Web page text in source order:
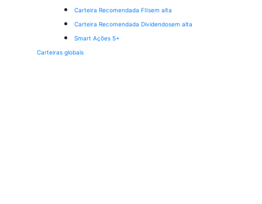
Carteira Recomendada FIIsem alta
Carteira Recomendada Dividendosem alta
Smart Ações 5+
Carteiras globais